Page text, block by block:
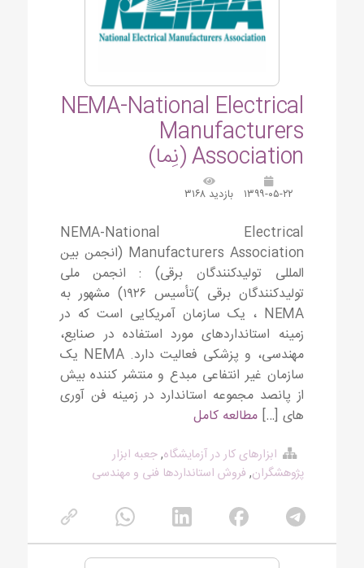
NEMA-National Electrical
Manufacturers
Association (نِما)
۱۳۹۹-۰۵-۲۲ بازدید ۳۱۶۸
NEMA-National Electrical
Manufacturers Association (انجمن بین
المللی تولیدکنندگان برقی) : انجمن ملی
تولیدکنندگان برقی )تأسیس ۱۹۲۶) مشهور به
NEMA ، یک سازمان آمریکایی است که در
زمینه استانداردهای مورد استفاده در صنایع،
مهندسی، و پزشکی فعالیت دارد. NEMA یک
سازمان غیر انتفاعی مبدع و منتشر کننده بیش
از پانصد مجموعه استاندارد در زمینه فن آوری
های […]مطالعه کامل
ابزارهای کار در آزمایشگاه,جعبه ابزار
پژوهشگران, فروش استانداردها فنی و مهندسی